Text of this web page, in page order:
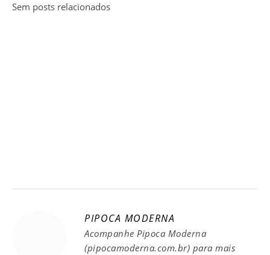
Sem posts relacionados
PIPOCA MODERNA
Acompanhe Pipoca Moderna
(pipocamoderna.com.br) para mais